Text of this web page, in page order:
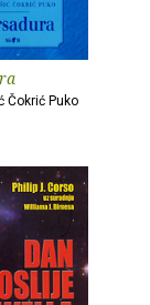
Čokrić Puko